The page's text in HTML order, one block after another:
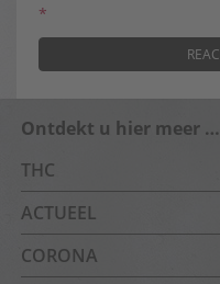
*
Ontdekt u hier meer …
THC
ACTUEEL
CORONA